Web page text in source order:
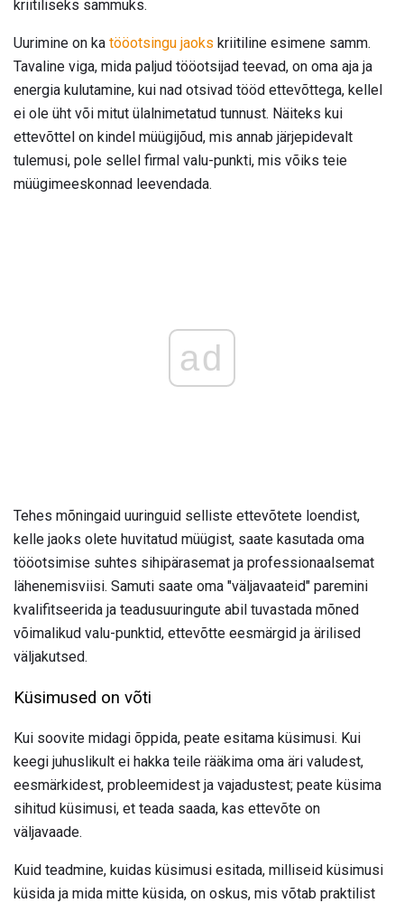
kriitiliseks sammuks.
Uurimine on ka tööotsingu jaoks kriitiline esimene samm.
Tavaline viga, mida paljud tööotsijad teevad, on oma aja ja
energia kulutamine, kui nad otsivad tööd ettevõttega, kellel
ei ole üht või mitut ülalnimetatud tunnust. Näiteks kui
ettevõttel on kindel müügijõud, mis annab järjepidevalt
tulemusi, pole sellel firmal valu-punkti, mis võiks teie
müügimeeskonnad leevendada.
ad
Tehes mõningaid uuringuid selliste ettevõtete loendist,
kelle jaoks olete huvitatud müügist, saate kasutada oma
tööotsimise suhtes sihipärasemat ja professionaalsemat
lähenemisviisi. Samuti saate oma "väljavaateid" paremini
kvalifitseerida ja teadusuuringute abil tuvastada mõned
võimalikud valu-punktid, ettevõtte eesmärgid ja ärilised
väljakutsed.
Küsimused on võti
Kui soovite midagi õppida, peate esitama küsimusi. Kui
keegi juhuslikult ei hakka teile rääkima oma äri valudest,
eesmärkidest, probleemidest ja vajadustest; peate küsima
sihitud küsimusi, et teada saada, kas ettevõte on
väljavaade.
Kuid teadmine, kuidas küsimusi esitada, milliseid küsimusi
küsida ja mida mitte küsida, on oskus, mis võtab praktilist